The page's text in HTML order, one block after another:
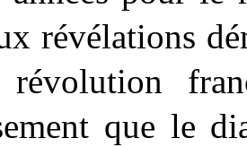
révélations
que le